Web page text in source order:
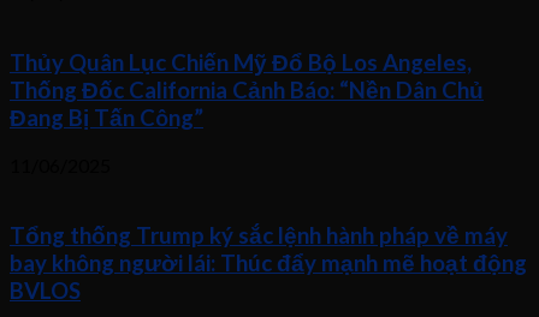
Thủy Quân Lục Chiến Mỹ Đổ Bộ Los Angeles,
Thống Đốc California Cảnh Báo: “Nền Dân Chủ
Đang Bị Tấn Công”
Tổng thống Trump ký sắc lệnh hành pháp về máy
bay không người lái: Thúc đẩy mạnh mẽ hoạt động
BVLOS